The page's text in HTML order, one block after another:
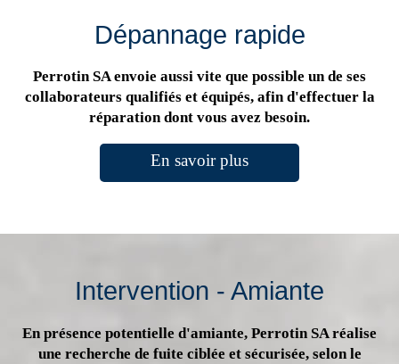
Dépannage rapide
Perrotin SA envoie aussi vite que possible un de ses
collaborateurs qualifiés et équipés, afin d'effectuer la
réparation dont vous avez besoin.
En savoir plus
Intervention - Amiante
En présence potentielle d'amiante, Perrotin SA réalise
une recherche de fuite ciblée et sécurisée, selon le